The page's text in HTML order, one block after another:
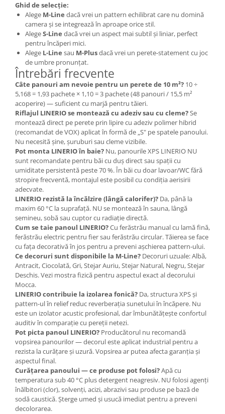
Ghid de selecție:
Alege M-Line dacă vrei un pattern echilibrat care nu domină
camera și se integrează în aproape orice stil.
AlegeS-Line dacă vrei un aspect mai subtil și liniar, perfect
pentru încăperi mici.
Alege L-Line sau M-Plusdacă vrei un perete-statement cu joc
de umbre pronunțat.
Întrebări frecvente
Câte panouri am nevoie pentru un perete de 10 m²? 10 ÷
5,168 = 1,93 pachete × 1,10 = 3 pachete (48 panouri / 15,5 m²
acoperire) — suficient cu marjă pentru tăieri.
Riflajul LINERIO se montează cu adeziv sau cu cleme?Se
montează direct pe perete prin lipire cu adeziv polimer hibrid
(recomandat de VOX) aplicat în formă de „S" pe spatele panoului.
Nu necesită șine, șuruburi sau cleme vizibile.
Pot monta LINERIO în baie? Nu, panourile XPS LINERIO NU
sunt recomandate pentru băi cu duș direct sau spații cu
umiditate persistentă peste 70 %. În băi cu doar lavoar/WC fără
stropire frecventă, montajul este posibil cu condiția aerisirii
adecvate.
LINERIO rezistă la încălzire (lângă calorifer)? Da, până la
maxim 60 °C la suprafață. NU se montează în sauna, lângă
semineu, sobă sau cuptor cu radiație directă.
Cum se taie panoul LINERIO?Cu ferăstrău manual cu lamă fină,
ferăstrău electric pentru fier sau ferăstrău circular. Tăierea se face
cu fața decorativă în jos pentru a preveni așchierea pattern-ului.
Ce decoruri sunt disponibile la M-Line? Decoruri uzuale: Albă,
Antracit, Ciocolată, Gri, Stejar Auriu, Stejar Natural, Negru, Stejar
Deschis. Vezi mostra fizică pentru aspectul exact al decorului
Mocca.
LINERIO contribuie la izolarea fonică? Da, structura XPS și
pattern-ul în relief reduc reverberația sunetului în încăpere. Nu
este un izolator acustic profesional, dar îmbunătățește confortul
auditiv în comparație cu pereții netezi.
Pot picta panoul LINERIO? Producătorul nu recomandă
vopsirea panourilor — decorul este aplicat industrial pentru a
rezista la curățare și uzură. Vopsirea ar putea afecta garanția și
aspectul final.
Curățarea panoului — ce produse pot folosi?Apă cu
temperatura sub 40 °C plus detergent neagresiv. NU folosi agenți
înălbitori (clor), solvenți, acizi, abrazivi sau produse pe bază de
sodă caustică. Șterge umed și usucă imediat pentru a preveni
decolorarea.